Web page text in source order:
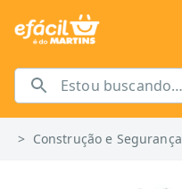
> Construção e Segurança